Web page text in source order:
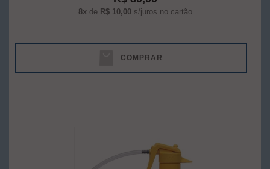
8xde R$ 10,00s/juros no cartão
COMPRAR